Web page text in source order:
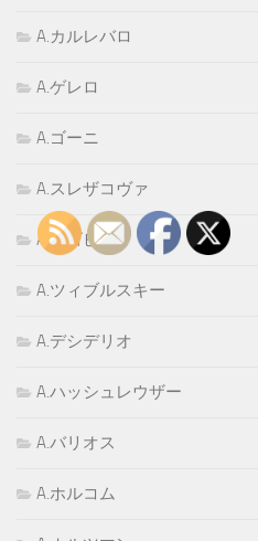
A.カルレバロ
A.ゲレロ
A.ゴーニ
A.スレザコヴァ
A.セゴビア
A.ツィブルスキー
A.デシデリオ
A.ハッシュレウザー
A.バリオス
A.ホルコム